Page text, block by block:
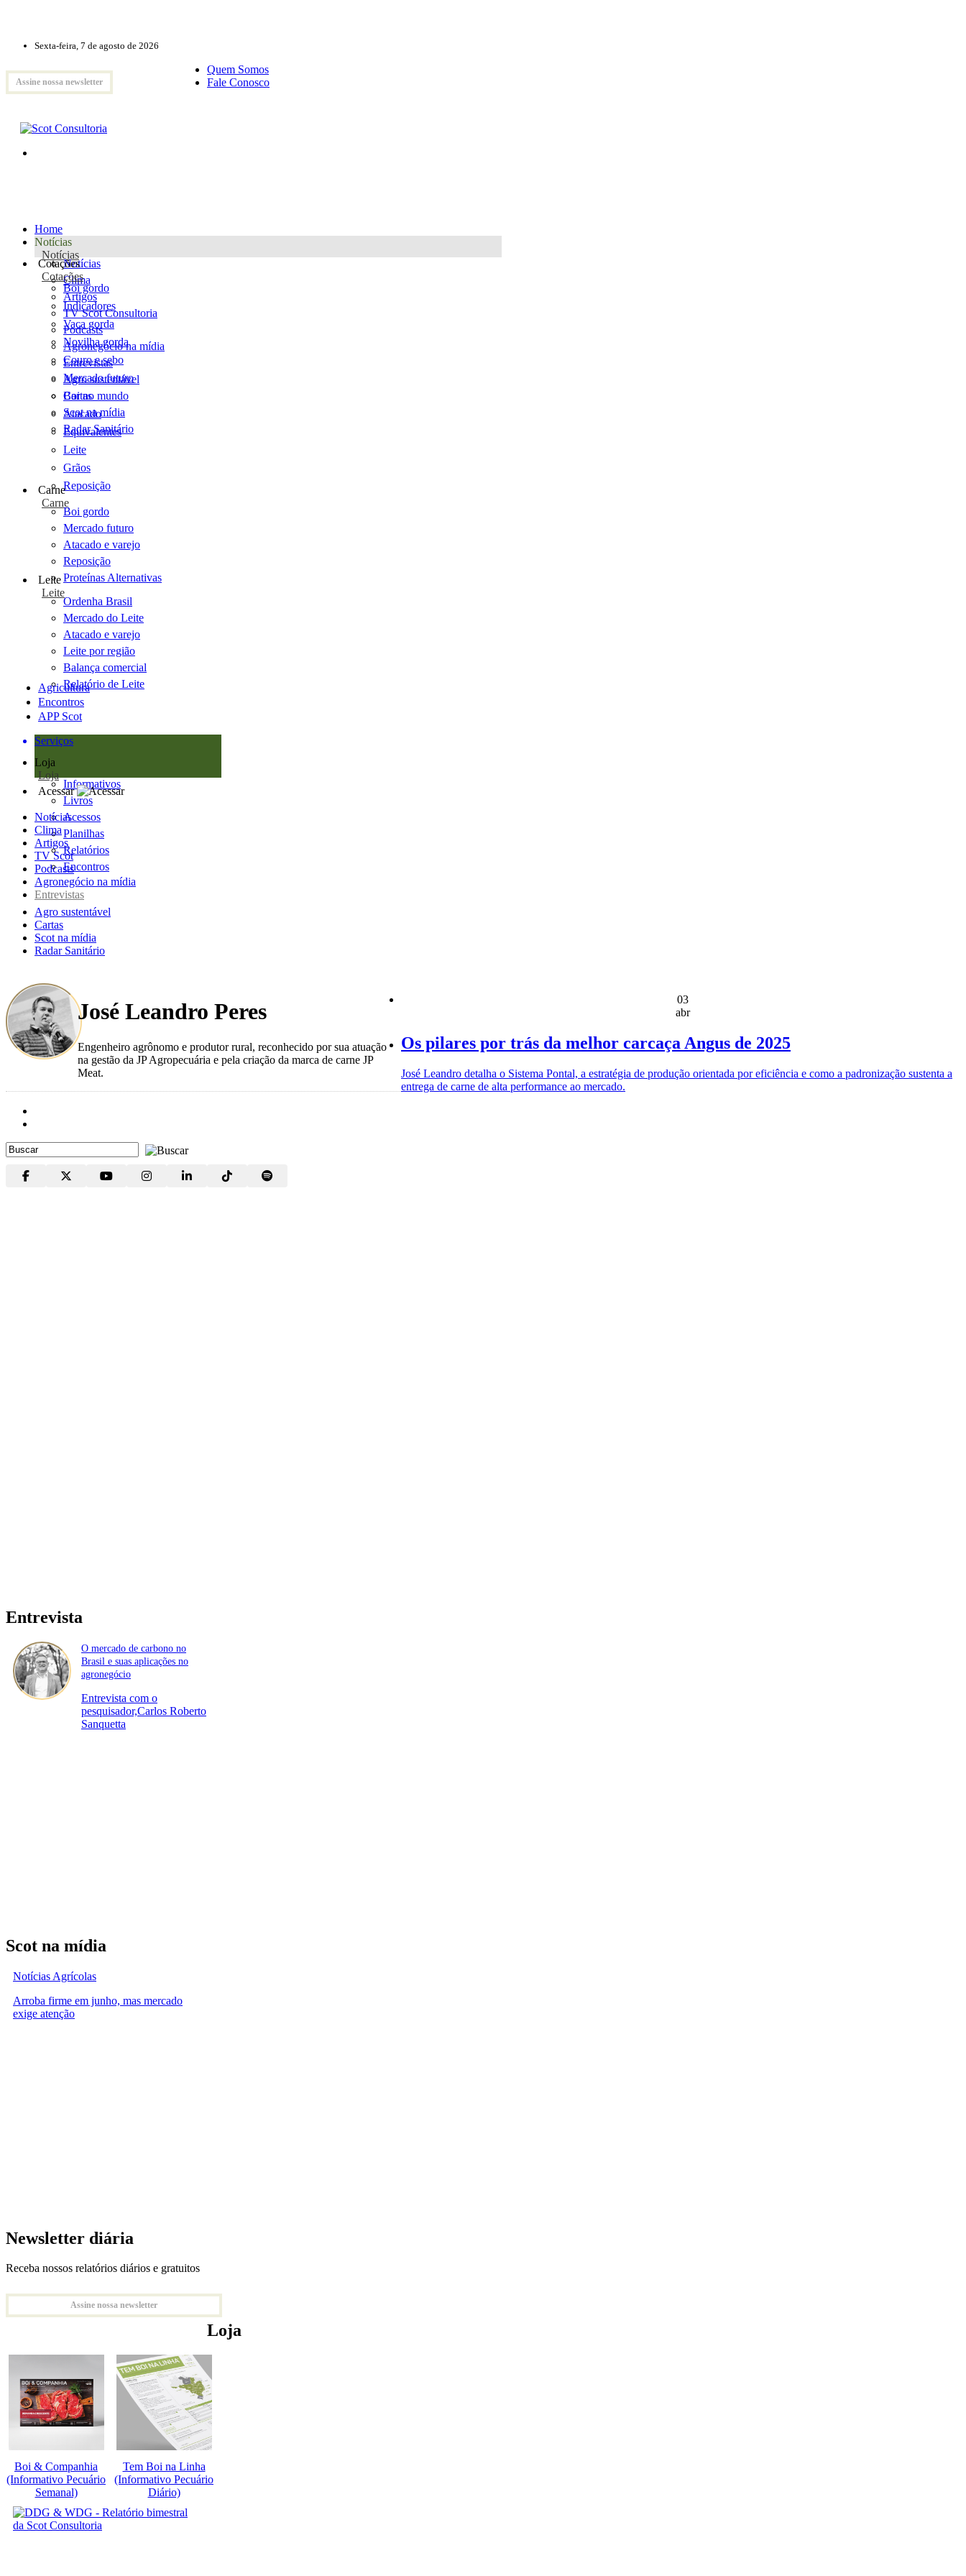
Sexta-feira, 7 de agosto de 2026
Assine nossa newsletter
Quem Somos
Fale Conosco
Home
Notícias
Notícias
Notícias
Clima
Artigos
TV Scot Consultoria
Podcasts
Agronegócio na mídia
Entrevistas
Agro sustentável
Cartas
Scot na mídia
Radar Sanitário
Cotações
Cotações
Boi gordo
Indicadores
Vaca gorda
Novilha gorda
Couro e sebo
Mercado futuro
Boi no mundo
Atacado
Equivalentes
Leite
Grãos
Reposição
Carne
Carne
Boi gordo
Mercado futuro
Atacado e varejo
Reposição
Proteínas Alternativas
Leite
Leite
Ordenha Brasil
Mercado do Leite
Atacado e varejo
Leite por região
Balança comercial
Relatório de Leite
Agricultura
Encontros
APP Scot
Serviços
Loja
Loja
Informativos
Livros
Acessos
Planilhas
Relatórios
Encontros
Acessar
Notícias
Clima
Artigos
TV Scot
Podcasts
Agronegócio na mídia
Entrevistas
Agro sustentável
Cartas
Scot na mídia
Radar Sanitário
José Leandro Peres
Engenheiro agrônomo e produtor rural, reconhecido por sua atuação
na gestão da JP Agropecuária e pela criação da marca de carne JP
Meat.
03
abr
Os pilares por trás da melhor carcaça Angus de 2025
José Leandro detalha o Sistema Pontal, a estratégia de produção orientada por eficiência e como a padronização sustenta a
entrega de carne de alta performance ao mercado.
Entrevista
O mercado de carbono no
Brasil e suas aplicações no
agronegócio
Entrevista com o
pesquisador,Carlos Roberto
Sanquetta
Scot na mídia
Notícias Agrícolas
Arroba firme em junho, mas mercado
exige atenção
Newsletter diária
Receba nossos relatórios diários e gratuitos
Assine nossa newsletter
Loja
Boi & Companhia
(Informativo Pecuário
Semanal)
Tem Boi na Linha
(Informativo Pecuário
Diário)